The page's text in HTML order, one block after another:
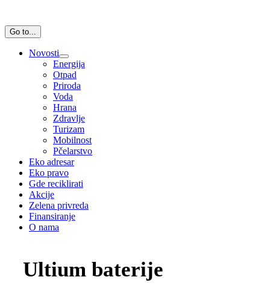
Go to...
Novosti
Energija
Otpad
Priroda
Voda
Hrana
Zdravlje
Turizam
Mobilnost
Pčelarstvo
Eko adresar
Eko pravo
Gde reciklirati
Akcije
Zelena privreda
Finansiranje
O nama
Ultium baterije